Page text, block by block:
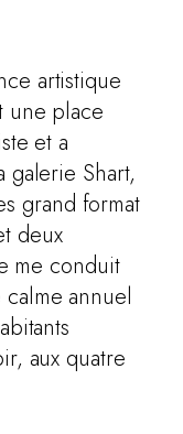
artistique
une place
et a
galerie Shart,
grand format
deux
me conduit
annuel
aux quatre